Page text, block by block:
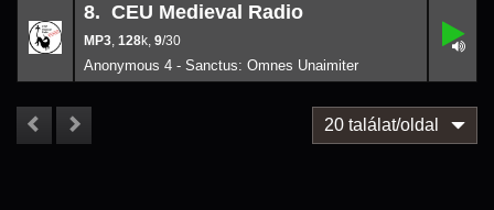
8.
8. CEU Medieval Radio
, 128k, 9/30
Anonymous 4 - Sanctus: Omnes Unaimiter
,
128k
30
20 találat/oldal